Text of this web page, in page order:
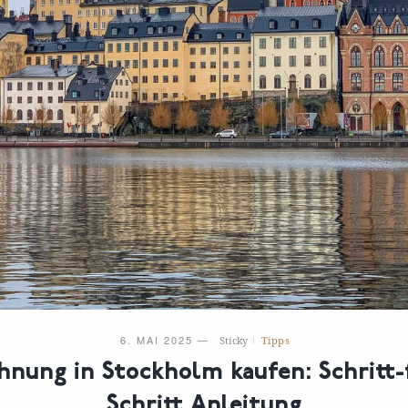
6. MAI 2025 — Sticky Tipps
in Stockholm kaufen: